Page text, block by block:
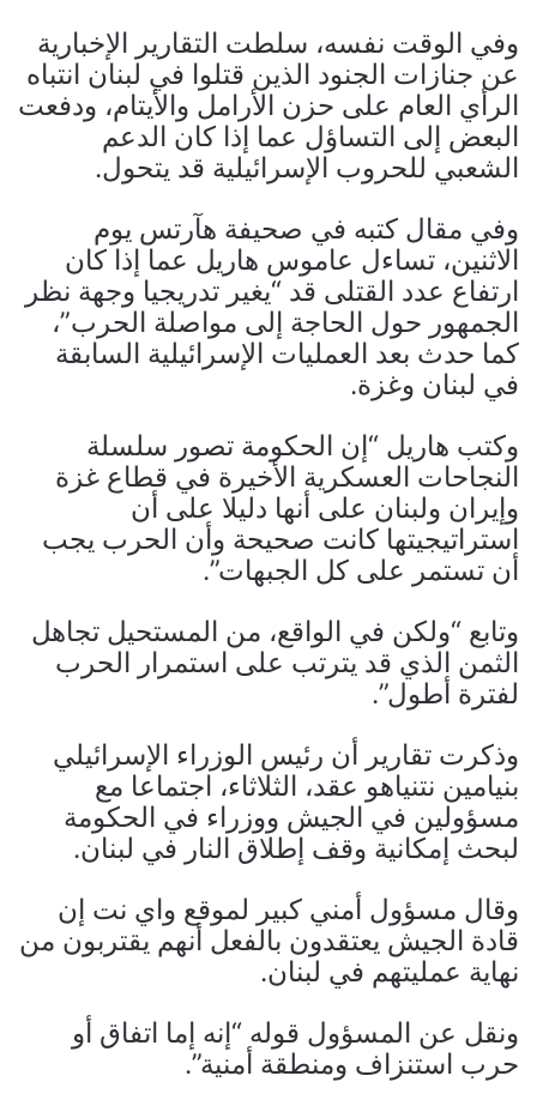
وفي الوقت نفسه، سلطت التقارير الإخبارية
عن جنازات الجنود الذين قتلوا في لبنان انتباه
الرأي العام على حزن الأرامل والأيتام، ودفعت
البعض إلى التساؤل عما إذا كان الدعم
الشعبي للحروب الإسرائيلية قد يتحول.
وفي مقال كتبه في صحيفة هآرتس يوم
الاثنين، تساءل عاموس هاريل عما إذا كان
ارتفاع عدد القتلى قد “يغير تدريجيا وجهة نظر
الجمهور حول الحاجة إلى مواصلة الحرب”،
كما حدث بعد العمليات الإسرائيلية السابقة
في لبنان وغزة.
وكتب هاريل “إن الحكومة تصور سلسلة
النجاحات العسكرية الأخيرة في قطاع غزة
وإيران ولبنان على أنها دليلا على أن
استراتيجيتها كانت صحيحة وأن الحرب يجب
أن تستمر على كل الجبهات”.
وتابع “ولكن في الواقع، من المستحيل تجاهل
الثمن الذي قد يترتب على استمرار الحرب
لفترة أطول”.
وذكرت تقارير أن رئيس الوزراء الإسرائيلي
بنيامين نتنياهو عقد، الثلاثاء، اجتماعا مع
مسؤولين في الجيش ووزراء في الحكومة
لبحث إمكانية وقف إطلاق النار في لبنان.
وقال مسؤول أمني كبير لموقع واي نت إن
قادة الجيش يعتقدون بالفعل أنهم يقتربون من
نهاية عمليتهم في لبنان.
ونقل عن المسؤول قوله “إنه إما اتفاق أو
حرب استنزاف ومنطقة أمنية”.